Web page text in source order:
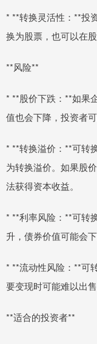
* **转换灵活性：**投
换为股票，也可以在
**风险**
* **股价下跌：**如果
值也会下降，投资者可
* **转换溢价：**可转
为转换溢价。如果股
法获得资本收益。
* **利率风险：**可转
升，债券价值可能会下
* **流动性风险：**可
要变现时可能难以出售
**适合的投资者**